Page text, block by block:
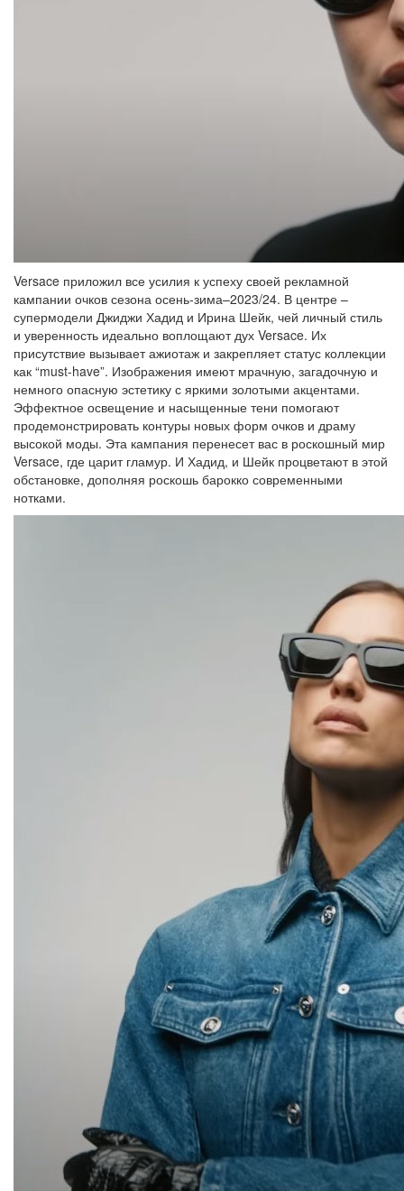
Versace приложил все усилия к успеху своей рекламной
кампании очков сезона осень-зима–2023/24. В центре –
супермодели Джиджи Хадид и Ирина Шейк, чей личный стиль
и уверенность идеально воплощают дух Versace. Их
присутствие вызывает ажиотаж и закрепляет статус коллекции
как “must-have”. Изображения имеют мрачную, загадочную и
немного опасную эстетику с яркими золотыми акцентами.
Эффектное освещение и насыщенные тени помогают
продемонстрировать контуры новых форм очков и драму
высокой моды. Эта кампания перенесет вас в роскошный мир
Versace, где царит гламур. И Хадид, и Шейк процветают в этой
обстановке, дополняя роскошь барокко современными
нотками.